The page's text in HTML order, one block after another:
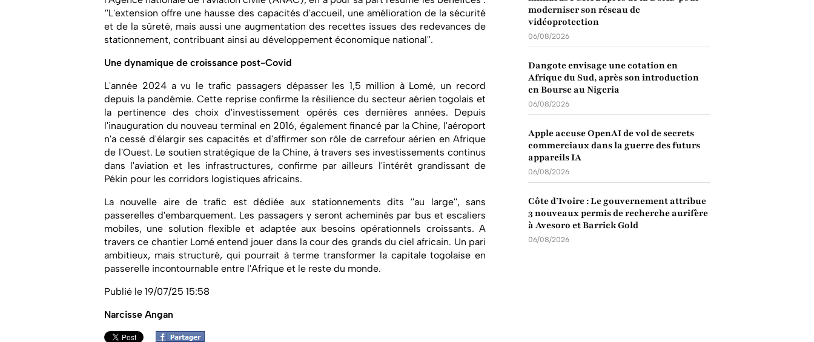
‘'L'extension offre une hausse des capacités d'accueil, une amélioration de la sécurité
et de la sûreté, mais aussi une augmentation des recettes issues des redevances de
stationnement, contribuant ainsi au développement économique national''.
Une dynamique de croissance post-Covid
L'année 2024 a vu le trafic passagers dépasser les 1,5 million à Lomé, un record
depuis la pandémie. Cette reprise confirme la résilience du secteur aérien togolais et
la pertinence des choix d'investissement opérés ces dernières années. Depuis
l'inauguration du nouveau terminal en 2016, également financé par la Chine, l'aéroport
n'a cessé d'élargir ses capacités et d'affirmer son rôle de carrefour aérien en Afrique
de l'Ouest. Le soutien stratégique de la Chine, à travers ses investissements continus
dans l'aviation et les infrastructures, confirme par ailleurs l'intérêt grandissant de
Pékin pour les corridors logistiques africains.
La nouvelle aire de trafic est dédiée aux stationnements dits ‘'au large'', sans
passerelles d'embarquement. Les passagers y seront acheminés par bus et escaliers
mobiles, une solution flexible et adaptée aux besoins opérationnels croissants. A
travers ce chantier Lomé entend jouer dans la cour des grands du ciel africain. Un pari
ambitieux, mais structuré, qui pourrait à terme transformer la capitale togolaise en
passerelle incontournable entre l'Afrique et le reste du monde.
Publié le 19/07/25 15:58
Narcisse Angan
moderniser son réseau de
vidéoprotection
06/08/2026
Dangote envisage une cotation en
Afrique du Sud, après son introduction
en Bourse au Nigeria
06/08/2026
Apple accuse OpenAI de vol de secrets
commerciaux dans la guerre des futurs
appareils IA
06/08/2026
Côte d’Ivoire : Le gouvernement attribue
3 nouveaux permis de recherche aurifère
à Avesoro et Barrick Gold
06/08/2026